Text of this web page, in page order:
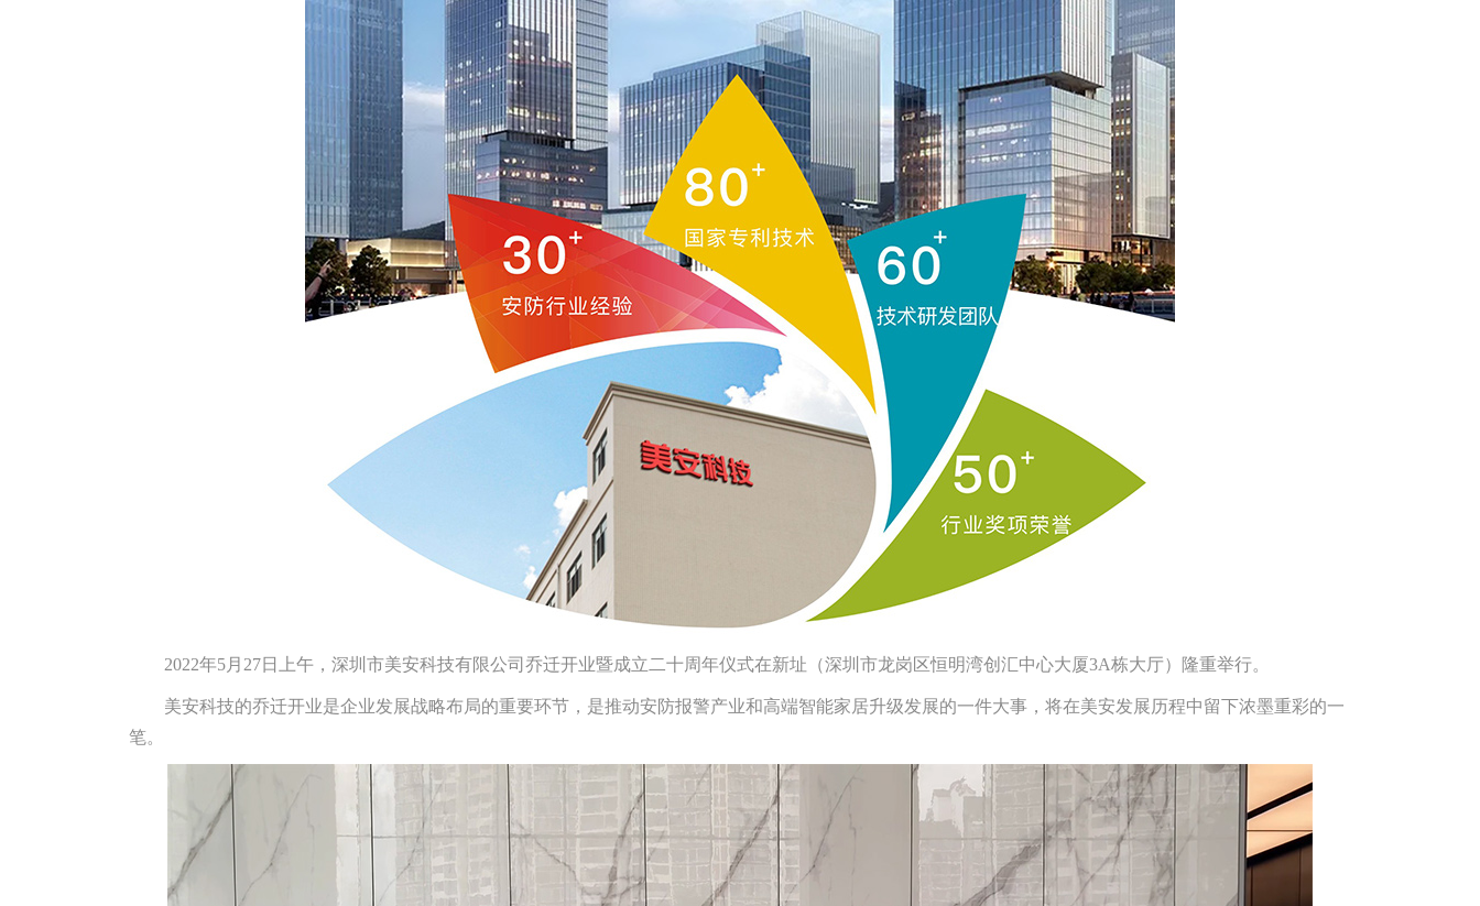
2022年5月27日上午，深圳市美安科技有限公司乔迁开业暨成立二十周年仪式在新址（深圳市龙岗区恒明湾创汇中心大厦3A栋大厅）隆重举行。
美安科技的乔迁开业是企业发展战略布局的重要环节，是推动安防报警产业和高端智能家居升级发展的一件大事，将在美安发展历程中留下浓墨重彩的一
笔。